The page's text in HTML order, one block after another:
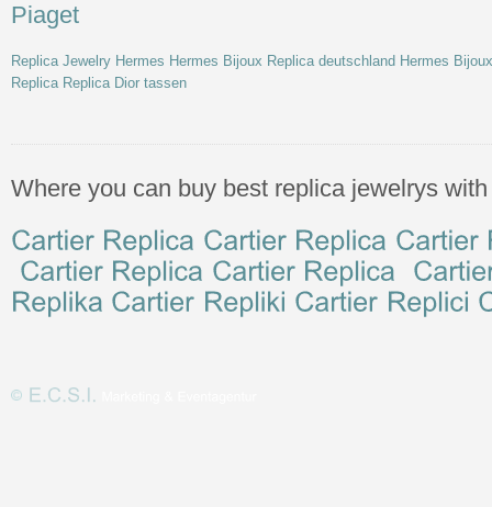
Piaget
Replica Jewelry Hermes Hermes Bijoux Replica deutschland Hermes
Replica Replica Dior tassen
Where you can buy best replica jewelrys